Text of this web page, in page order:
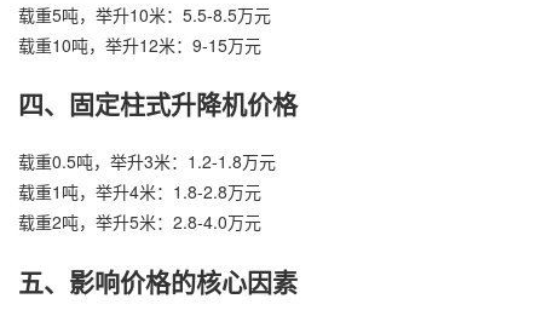
载重5吨，举升10米：5.5-8.5万元
载重10吨，举升12米：9-15万元
四、固定柱式升降机价格
载重0.5吨，举升3米：1.2-1.8万元
载重1吨，举升4米：1.8-2.8万元
载重2吨，举升5米：2.8-4.0万元
五、影响价格的核心因素